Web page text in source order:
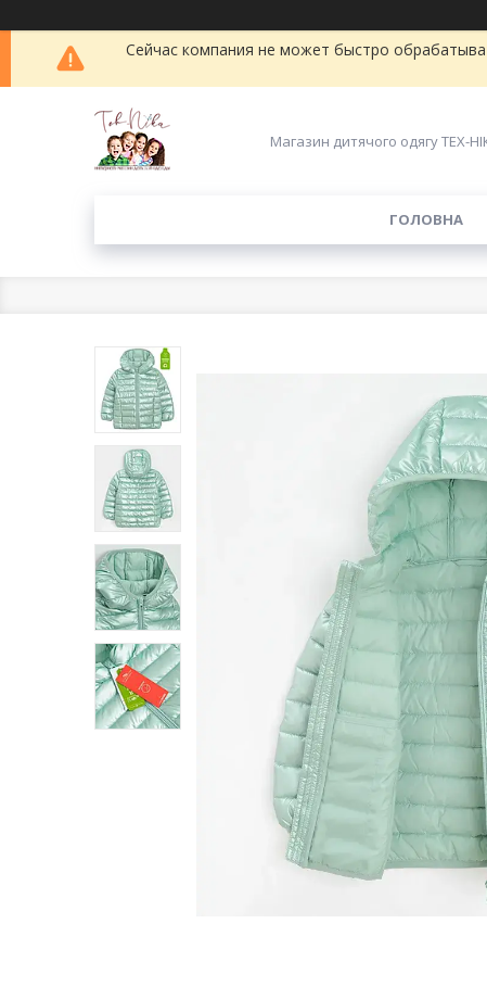
Сейчас компания не может быстро
Магазин дитячого одягу ТЕХ-
ГОЛОВНА